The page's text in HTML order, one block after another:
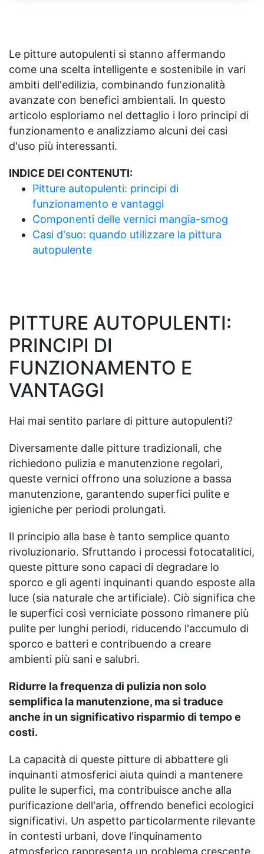
Le pitture autopulenti si stanno affermando
come una scelta intelligente e sostenibile in vari
ambiti dell'edilizia, combinando funzionalità
avanzate con benefici ambientali. In questo
articolo esploriamo nel dettaglio i loro principi di
funzionamento e analizziamo alcuni dei casi
d'uso più interessanti.
INDICE DEI CONTENUTI:
Pitture autopulenti: principi di
funzionamento e vantaggi
Componenti delle vernici mangia-smog
Casi d'suo: quando utilizzare la pittura
autopulente
PITTURE AUTOPULENTI:
PRINCIPI DI
FUNZIONAMENTO E
VANTAGGI
Hai mai sentito parlare di pitture autopulenti?
Diversamente dalle pitture tradizionali, che
richiedono pulizia e manutenzione regolari,
queste vernici offrono una soluzione a bassa
manutenzione, garantendo superfici pulite e
igieniche per periodi prolungati.
Il principio alla base è tanto semplice quanto
rivoluzionario. Sfruttando i processi fotocatalitici,
queste pitture sono capaci di degradare lo
sporco e gli agenti inquinanti quando esposte alla
luce (sia naturale che artificiale). Ciò significa che
le superfici così verniciate possono rimanere più
pulite per lunghi periodi, riducendo l'accumulo di
sporco e batteri e contribuendo a creare
ambienti più sani e salubri.
Ridurre la frequenza di pulizia non solo
semplifica la manutenzione, ma si traduce
anche in un significativo risparmio di tempo e
costi.
La capacità di queste pitture di abbattere gli
inquinanti atmosferici aiuta quindi a mantenere
pulite le superfici, ma contribuisce anche alla
purificazione dell'aria, offrendo benefici ecologici
significativi. Un aspetto particolarmente rilevante
in contesti urbani, dove l'inquinamento
atmosferico rappresenta un problema crescente.